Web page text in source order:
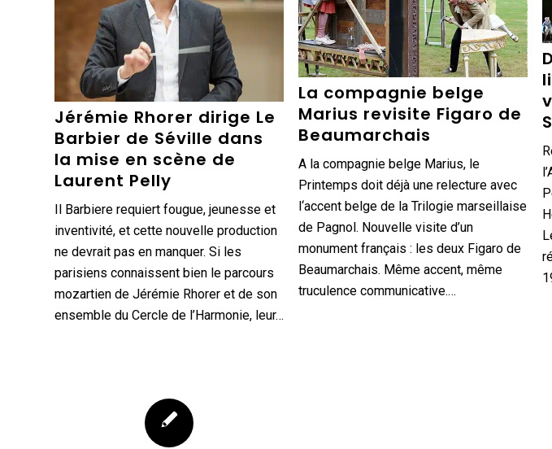
Jérémie Rhorer dirige Le
Barbier de Séville dans
la mise en scène de
Laurent Pelly
Il Barbiere requiert fougue, jeunesse et
inventivité, et cette nouvelle production
ne devrait pas en manquer. Si les
parisiens connaissent bien le parcours
mozartien de Jérémie Rhorer et de son
ensemble du Cercle de l’Harmonie, leur…
La compagnie belge
Marius revisite Figaro de
Beaumarchais
A la compagnie belge Marius, le
Printemps doit déjà une relecture avec
l‘accent belge de la Trilogie marseillaise
de Pagnol. Nouvelle visite d’un
monument français : les deux Figaro de
Beaumarchais. Même accent, même
truculence communicative.…